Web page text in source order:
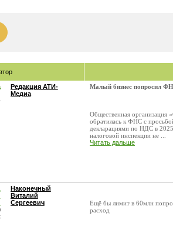
Редакция АТИ-
Медиа
Малый бизнес попросил
Общественная организация
обратилась к ФНС с
декларациями по НДС в
налоговой инспекции не ...
Читать дальше
Наконечный
Виталий
Сергеевич
Ещё бы лимит в 60млн
расход